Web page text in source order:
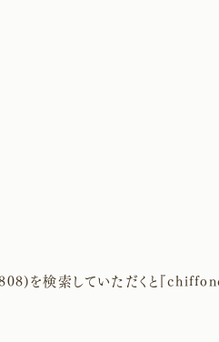
を検索していただくと『